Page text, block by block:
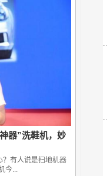
器”洗鞋机，妙
？有人说是扫地机器
今...